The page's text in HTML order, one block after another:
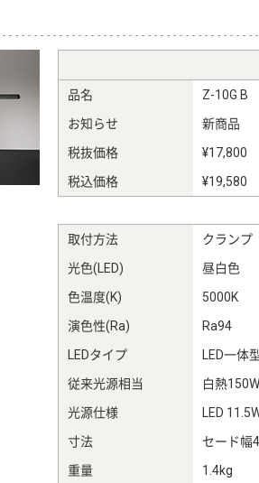
品名
Z-10G B
お知らせ
新商品
税抜価格
¥17,800
税込価格
¥19,580
取付方法
クランプ
光色(LED)
昼白色
色温度(K)
5000K
演色性(Ra)
Ra94
LEDタイプ
LED一体
従来光源相当
白熱
光源仕様
LED
寸法
セード幅
重量
1.4kg